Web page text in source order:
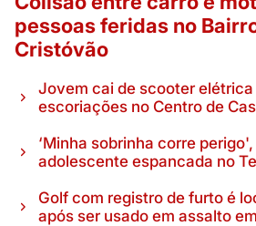
pessoas feridas no
Cristóvão
Jovem cai de scooter
escoriações no Centro de
‘Minha sobrinha corre
adolescente espancada no
Golf com registro de furto é
após ser usado em assalto